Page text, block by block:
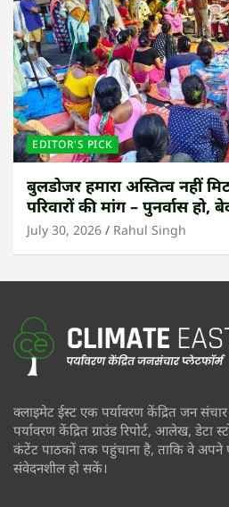
EDITOR'S PICK
बुलडोजर हमारा अस्तित्व नहीं
परिवारों की मांग – पुनर्वास हो,
July 30, 2026 Rahul Singh
क्लाइमेट ईस्ट एक पर्यावरण केंद्रित जन संचार
पर्यावरण केंद्रित ग्राउंड रिपोर्ट, आलेख,
कंटेंट पाठकों तक पहुंचाना है, ताकि वे अपने
संवेदनशील हो सकें।